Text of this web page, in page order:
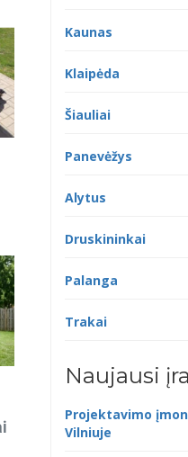
Kaunas
Klaipėda
Šiauliai
Panevėžys
Alytus
Druskininkai
Palanga
Trakai
Naujausi
Projektavimo
Vilniuje